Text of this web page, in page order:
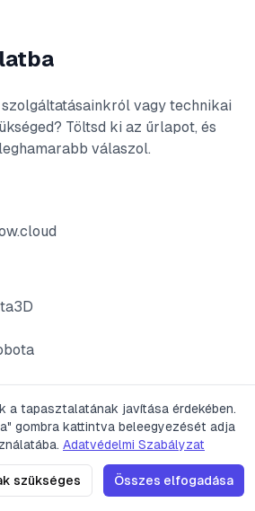
szolgáltatásainkról vagy technikai
Töltsd ki az űrlapot, és
válaszol.
- 16:00 (CET)
Zárva
Szolgáltatási FeltételekKapcsolat
jog
Verzió: v0.1.17( 21. 06. 2026
a tapasztalatának javítása érdekében.
gombra kattintva beleegyezését adja
Adatvédelmi Szabályzat
szükséges Összes elfogadása